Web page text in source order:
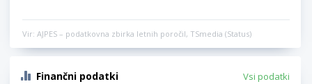
Vir: AJPES – podatkovna zbirka letnih poročil, TSmedia (Status)
Finančni podatki Vsi podatki